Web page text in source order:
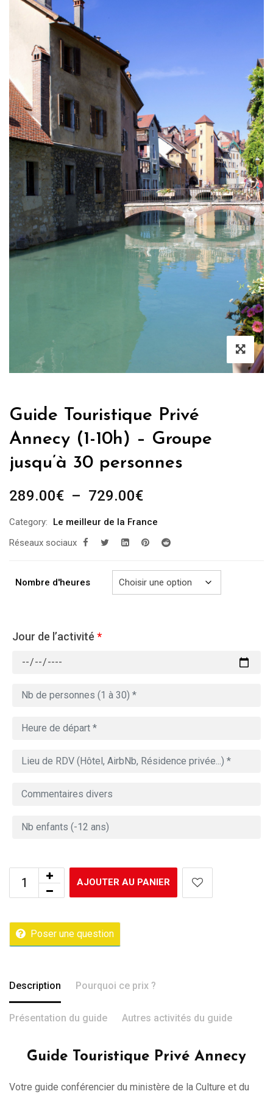
Guide Touristique Privé
Annecy (1-10h) – Groupe
jusqu’à 30 personnes
289.00€ – 729.00€Plage
prix :
289.00€
729.00€
Category:
Le meilleur de la France
Réseaux sociaux
Nombre d'heures
Jour de l’activité *
AJOUTER AU PANIER
Poser une question
Description Pourquoi ce prix ?
Présentation du guide Autres activités du guide
Guide Touristique Privé Annecy
Votre guide conférencier du ministère de la Culture et du